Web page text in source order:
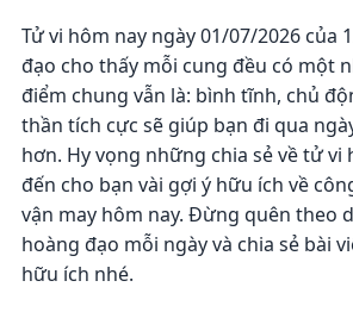
Tử vi hôm nay ngày 01/07/2026 của
đạo cho thấy mỗi cung đều có một
điểm chung vẫn là: bình tĩnh, chủ
thần tích cực sẽ giúp bạn đi qua
hơn. Hy vọng những chia sẻ về tử vi
đến cho bạn vài gợi ý hữu ích về
vận may hôm nay. Đừng quên theo
hoàng đạo mỗi ngày và chia sẻ bài
hữu ích nhé.